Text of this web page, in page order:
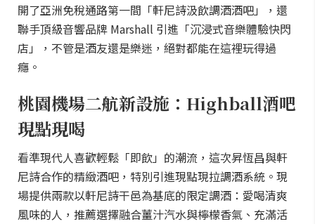
開了亞洲免稅通路第一間「軒尼詩汲飲調酒酒吧」，還
聯手頂級音響品牌 Marshall 引進「沉浸式音樂體驗快閃
店」，不管是酒友還是樂迷，絕對都能在這裡玩得過
癮。
桃園機場二航新設施：Highball酒吧
現點現喝
看準現代人喜歡輕鬆「即飲」的潮流，這次昇恆昌與軒
尼詩合作的精緻酒吧，特別引進現點現拉調酒系統。現
場提供兩款以軒尼詩干邑為基底的限定調酒：愛喝清爽
風味的人，推薦選擇融合薑汁汽水與檸檬香氣、充滿活